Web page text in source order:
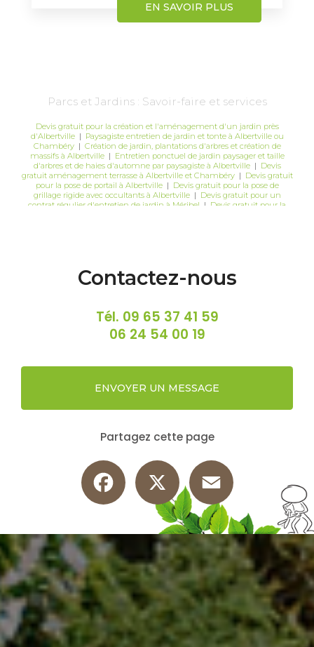
EN SAVOIR PLUS
Parcs et Jardins : Savoir-faire et services
Devis gratuit pour la création et l'aménagement d'un jardin près
d'Albertville| Paysagiste entretien de jardin et tonte à Albertville ou
Chambéry| Création de jardin, plantations d'arbres et création de
massifs à Albertville| Entretien ponctuel de jardin paysager et taille
d'arbres et de haies d'automne par paysagiste à Albertville| Devis
gratuit aménagement terrasse à Albertville et Chambéry| Devis gratuit
pour la pose de portail à Albertville| Devis gratuit pour la pose de
grillage rigide avec occultants à Albertville| Devis gratuit pour un
contrat régulier d'entretien de jardin à Méribel | Devis gratuit pour la
Contactez-nous
Tél. 09 65 37 41 59
06 24 54 00 19
ENVOYER UN MESSAGE
Partagez cette page
Facebook